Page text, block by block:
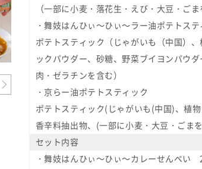
（一部に小麦・落花生・えび・大豆・ごま
・舞妓はんひぃ～ひぃ～ラー油ポテトステ
ポテトスティック（じゃがいも（中国）
ックパウダー、砂糖、野菜ブイヨンパウ
肉・ゼラチンを含む）
・京らー油ポテトスティック
ポテトスティック(じゃがいも(中国)、植
香辛料抽出物、(一部に小麦・大豆・ごま
セット内容
・舞妓はんひぃ～ひぃ～カレーせんべ